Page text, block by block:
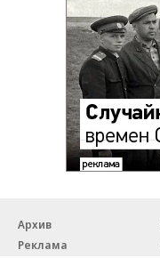
Архив
Реклама